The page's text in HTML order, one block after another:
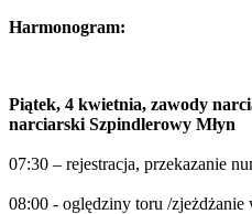
Harmonogram:
Piątek, 4 kwietnia, zawody
narciarski Szpindlerowy Młyn
07:30 – rejestracja, przekazanie
08:00 - oględziny toru /zjeżdżanie